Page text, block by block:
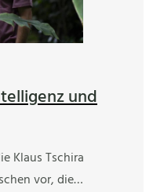
und
Klaus Tschira
vor, die…